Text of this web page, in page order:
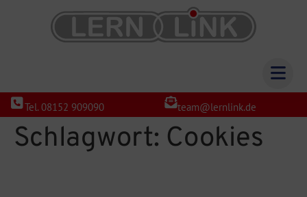
Tel. 08152 909090 team@lernlink.de
Schlagwort: Cookies